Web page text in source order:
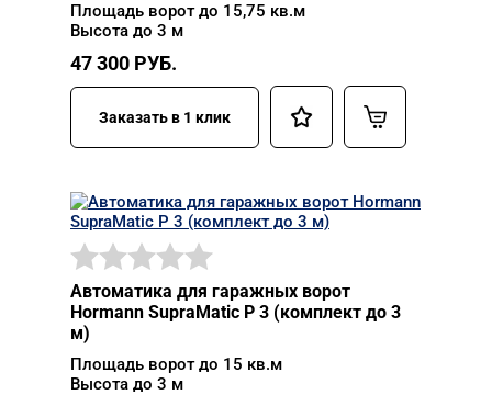
Площадь ворот до 15,75 кв.м
Высота до 3 м
47 300 РУБ.
Заказать в 1 клик
Автоматика для гаражных ворот
Hormann SupraMatic P 3 (комплект до 3
м)
Площадь ворот до 15 кв.м
Высота до 3 м